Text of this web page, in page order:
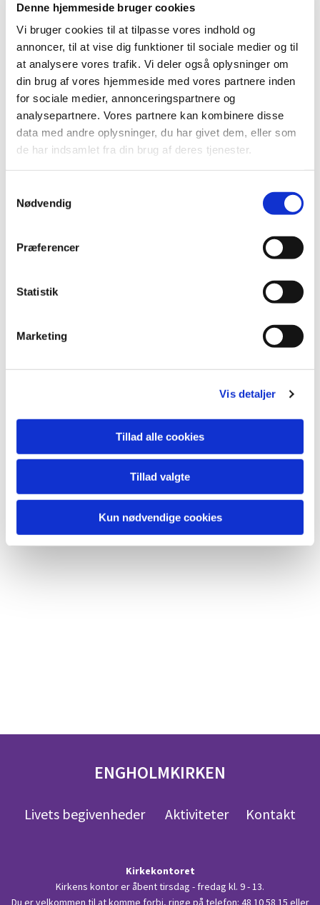
Denne hjemmeside bruger cookies
Vi bruger cookies til at tilpasse vores indhold og
annoncer, til at vise dig funktioner til sociale medier og til
at analysere vores trafik. Vi deler også oplysninger om
din brug af vores hjemmeside med vores partnere inden
for sociale medier, annonceringspartnere og
analysepartnere. Vores partnere kan kombinere disse
data med andre oplysninger, du har givet dem, eller som
de har indsamlet fra din brug af deres tjenester.
Nødvendig
Præferencer
Statistik
Marketing
Vis detaljer
Tillad alle cookies
Tillad valgte
Kun nødvendige cookies
Du vil måske også kunne
ENGHOLMKIRKEN
Livets begivenheder Aktiviteter Kontakt
Kirkekontoret
Kirkens kontor er åbent tirsdag - fredag kl. 9 - 13.
Du er velkommen til at komme forbi, ringe på telefon: 48 10 58 15 eller